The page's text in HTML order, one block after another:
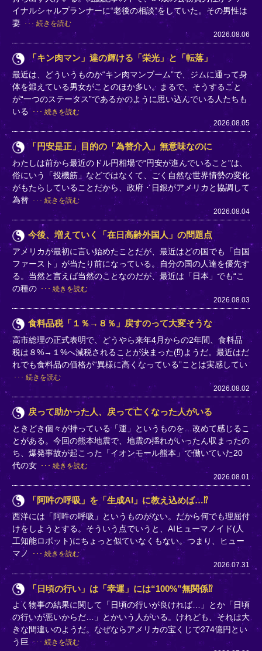
イナルシャルプランナーに“老後の相談”をしていた。その男性は
妻
続きを読む
2026.08.06
「キン肉マン」達の輝ける「栄光」と「転落」
最近は、どういうものか“キン肉マンブーム”で、ジムに通って身
体を鍛えている男女がことのほか多い。まるで、そうすること
が“一つのステータス”であるかのように思い込んでいる人たちも
いる
続きを読む
2026.08.05
「円安是正」目的の「為替介入」無意味なのに
わたしは前から最近のドル円相場で“円安が進んでいること”は、
俗にいう「投機筋」などではなくて、ごく自然な世界情勢の変化
がもたらしていることだから、政府・日銀がアメリカと協調して
為替
続きを読む
2026.08.04
今後、増えていく「在日高齢外国人」の問題点
アメリカが最初に言い始めたことだが、最近はどの国でも「自国
ファースト」が当たり前になっている。自分の国の人達を優先す
る。当然と言えば当然のことなのだが、最近は「日本」でも“こ
の種の
続きを読む
2026.08.03
食料品税「１％→８％」戻すのって大変そうな
高市総理の正式表明で、どうやら来年4月からの2年間、食料品
税は８%→１%へ減税されることが決まった(⁉)ようだ。最近はだ
れでも食料品の価格が“異様に高くなっている”ことは実感してい
続きを読む
2026.08.02
戻って助かった人、戻って亡くなった人がいる
ときどき個々が持っている「運」というものを…改めて感じるこ
とがある。今回の熊本地震で、地震の揺れがいったん収まったの
ち、爆発事故が起こった「イオンモール熊本」で働いていた20
代の女
続きを読む
2026.08.01
「阿吽の呼吸」を「生成AI」に教え込めば…⁉
西洋には「阿吽の呼吸」というものがない。だから何でも理屈付
けをしようとする。そういう点でいうと、AIヒューマノイド(人
工知能ロボット)にちょっと似ていなくもない。つまり、ヒュー
マノ
続きを読む
2026.07.31
「日頃の行い」は「幸運」には“100%”無関係⁉
よく物事の結果に関して「日頃の行いが良ければ…」とか「日頃
の行いが悪いからだ…」とかいう人がいる。けれども、それは大
きな間違いのようだ。なぜならアメリカの宝くじで274億円とい
う巨
続きを読む